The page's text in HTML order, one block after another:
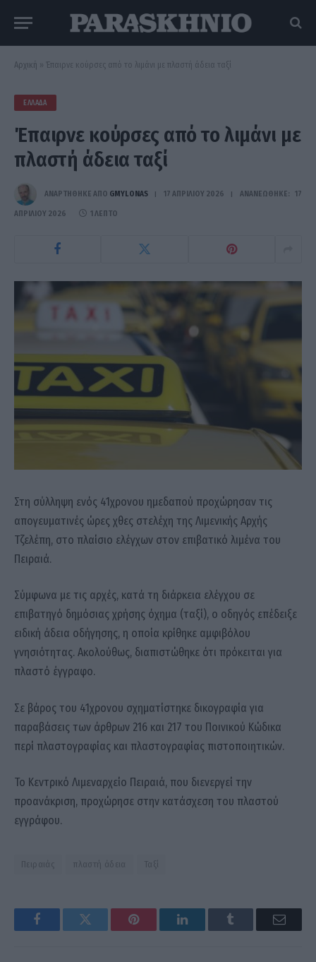
Αρχική » Έπαιρνε κούρσες από το λιμάνι με πλαστή άδεια ταξί
ΕΛΛΆΔΑ
Έπαιρνε κούρσες από το λιμάνι με
πλαστή άδεια ταξί
ΑΝΑΡΤΗΘΗΚΕ ΑΠΟ GMYLONAS 17 ΑΠΡΙΛΊΟΥ 2026 ΑΝΑΝΕΏΘΗΚΕ: 17
ΑΠΡΙΛΊΟΥ 2026 1 ΛΕΠΤΌ
Στη σύλληψη ενός 41χρονου ημεδαπού προχώρησαν τις
απογευματινές ώρες χθες στελέχη της Λιμενικής Αρχής
Τζελέπη, στο πλαίσιο ελέγχων στον επιβατικό λιμένα του
Πειραιά.
Σύμφωνα με τις αρχές, κατά τη διάρκεια ελέγχου σε
επιβατηγό δημόσιας χρήσης όχημα (ταξί), ο οδηγός επέδειξε
ειδική άδεια οδήγησης, η οποία κρίθηκε αμφιβόλου
γνησιότητας. Ακολούθως, διαπιστώθηκε ότι πρόκειται για
πλαστό έγγραφο.
Σε βάρος του 41χρονου σχηματίστηκε δικογραφία για
παραβάσεις των άρθρων 216 και 217 του Ποινικού Κώδικα
περί πλαστογραφίας και πλαστογραφίας πιστοποιητικών.
Το Κεντρικό Λιμεναρχείο Πειραιά, που διενεργεί την
προανάκριση, προχώρησε στην κατάσχεση του πλαστού
εγγράφου.
Πειραιάς πλαστή άδεια Ταξί
FacebookTwitter Pinterest LinkedInTumblr Email